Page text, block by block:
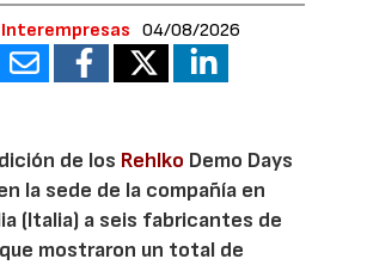
04/08/2026
de los Rehlko Demo Days
la sede de la compañía en
(Italia) a seis fabricantes de
mostraron un total de